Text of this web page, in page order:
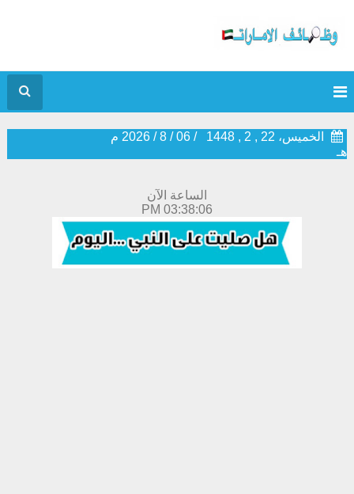
الخميس، 22 , 2 , 1448
هـ
/
06
/
8
/
2026 م
الساعة الآن
03:38:07 PM